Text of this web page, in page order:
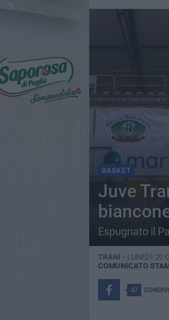
BASKET
Juve
Espugnato il
TRANI - LUNEDÌ 20
COMUNICATO
37